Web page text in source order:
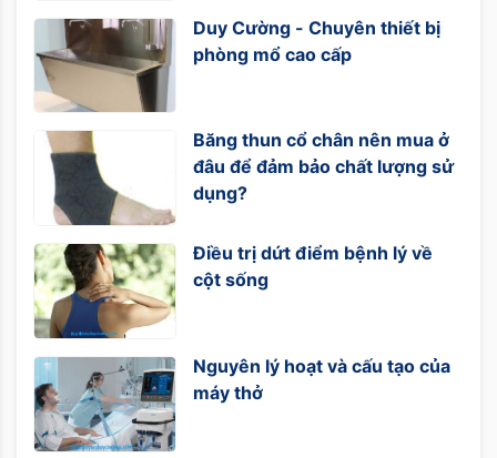
Duy Cường - Chuyên thiết bị
phòng mổ cao cấp
Băng thun cổ chân nên mua ở
đâu để đảm bảo chất lượng sử
dụng?
Điều trị dứt điểm bệnh lý về
cột sống
Nguyên lý hoạt và cấu tạo của
máy thở